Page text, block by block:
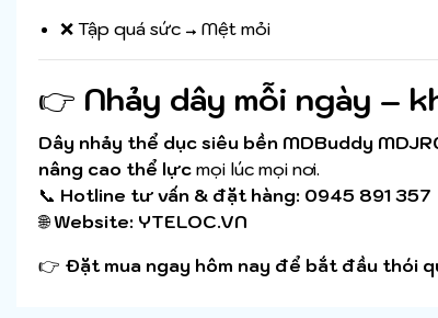
❌ Tập quá sức → Mệt mỏi
👉 Nhảy dây mỗi ngày –
Dây nhảy thể dục siêu bền MDBuddy
nâng cao thể lực mọi lúc mọi nơi.
📞 Hotline tư vấn & đặt hàng: 0945 891 357
🌐Website: YTELOC.VN
👉 Đặt mua ngay hôm nay để bắt đầu thói